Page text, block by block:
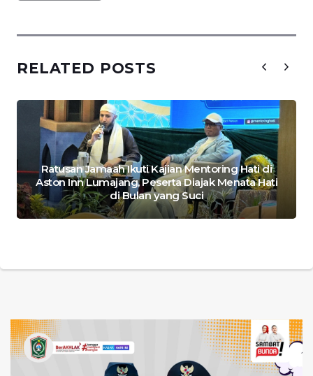
RELATED POSTS
Ratusan Jamaah Ikuti Kajian Mentoring Hati di
Aston Inn Lumajang, Peserta Diajak Menata Hati
di Bulan yang Suci